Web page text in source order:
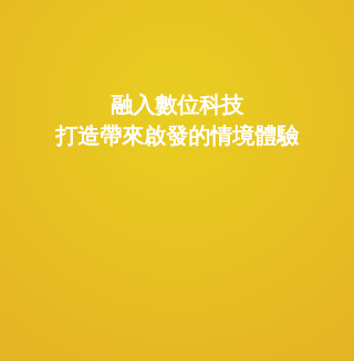
融入數位科技
打造帶來啟發的情境體驗